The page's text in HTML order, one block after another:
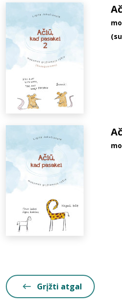
D.U.K.
Grįžti atgal